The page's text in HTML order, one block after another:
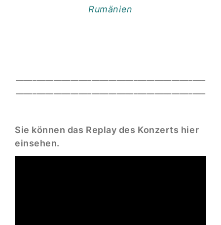
Rumänien
Sie können das Replay des Konzerts hier
einsehen.